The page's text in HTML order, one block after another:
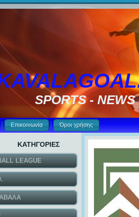
SPORTS - NEWS
Επικοινωνία Όροι χρήσης
ΚΑΤΗΓΟΡΙΕΣ
LEAGUE